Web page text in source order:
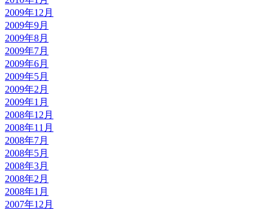
2009年12月
2009年9月
2009年8月
2009年7月
2009年6月
2009年5月
2009年2月
2009年1月
2008年12月
2008年11月
2008年7月
2008年5月
2008年3月
2008年2月
2008年1月
2007年12月